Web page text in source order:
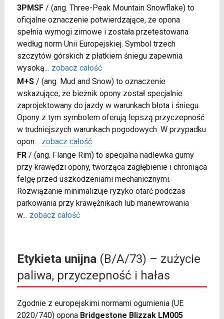
3PMSF/ (ang. Three-Peak Mountain Snowflake) to
oficjalne oznaczenie potwierdzające, że opona
spełnia wymogi zimowe i została przetestowana
według norm Unii Europejskiej. Symbol trzech
szczytów górskich z płatkiem śniegu zapewnia
wysoką... zobacz całość
M+S/ (ang. Mud and Snow) to oznaczenie
wskazujące, że bieżnik opony został specjalnie
zaprojektowany do jazdy w warunkach błota i śniegu.
Opony z tym symbolem oferują lepszą przyczepność
w trudniejszych warunkach pogodowych. W przypadku
opon... zobacz całość
FR/ (ang. Flange Rim) to specjalna nadlewka gumy
przy krawędzi opony, tworząca zagłębienie i chroniąca
felgę przed uszkodzeniami mechanicznymi.
Rozwiązanie minimalizuje ryzyko otarć podczas
parkowania przy krawężnikach lub manewrowania
w... zobacz całość
Etykieta unijna(B/A/73) – zużycie
paliwa, przyczepność i hałas
Zgodnie z europejskimi normami ogumienia (UE
2020/740) opona Bridgestone Blizzak LM005